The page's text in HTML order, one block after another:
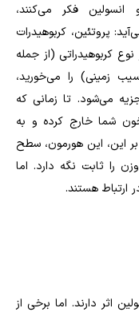
فکر می‌کنند،
پروتئین، کربوهیدرات
کربوهیدراتی (از جمله
زمینی) را می‌خورید،
می‌شود. تا زمانی که
شما خارج کرده و به
این، این هورمون، سطح
را ثابت نگه دارد. اما
ارتباط هستند.
اثر دارند. اما برخی از